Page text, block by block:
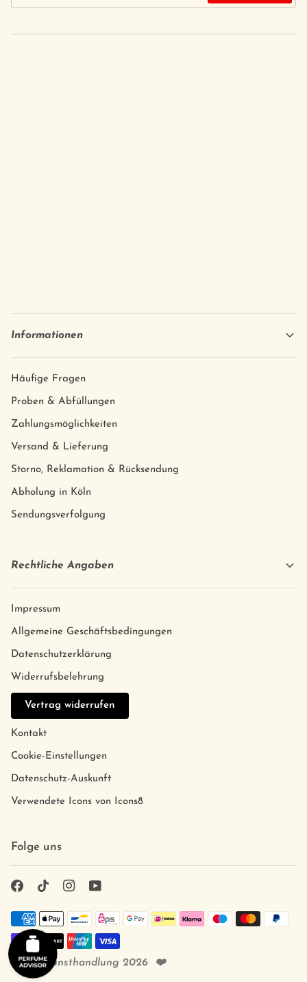
Informationen
Häufige Fragen
Proben & Abfüllungen
Zahlungsmöglichkeiten
Versand & Lieferung
Storno, Reklamation & Rücksendung
Abholung in Köln
Sendungsverfolgung
Rechtliche Angaben
Impressum
Allgemeine Geschäftsbedingungen
Datenschutzerklärung
Widerrufsbelehrung
Vertrag widerrufen
Kontakt
Cookie-Einstellungen
Datenschutz-Auskunft
Verwendete Icons von Icons8
Folge uns
©Duftkunsthandlung 2026 ❤️